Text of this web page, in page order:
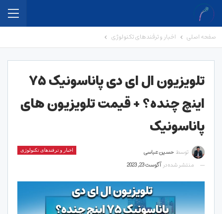
صفحه اصلی اخبار و ترفندهای تکنولوژی
تلویزیون ال‌ ای‌ دی پاناسونیک ۷۵
اینچ چنده؟ + قیمت تلویزیون های
پاناسونیک
اخبار و ترفندهای تکنولوژی توسط حسین عباسی
منتشر شده در آگوست 23, 2023